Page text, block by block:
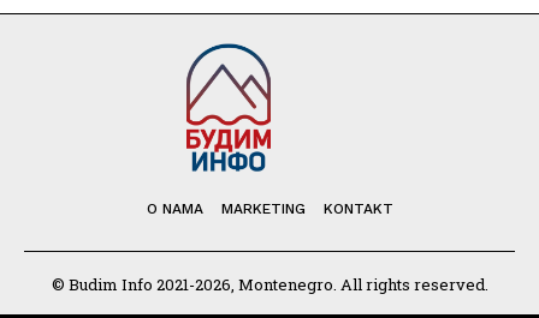
O NAMA MARKETING KONTAKT
© Budim Info 2021-2026, Montenegro. All rights reserved.